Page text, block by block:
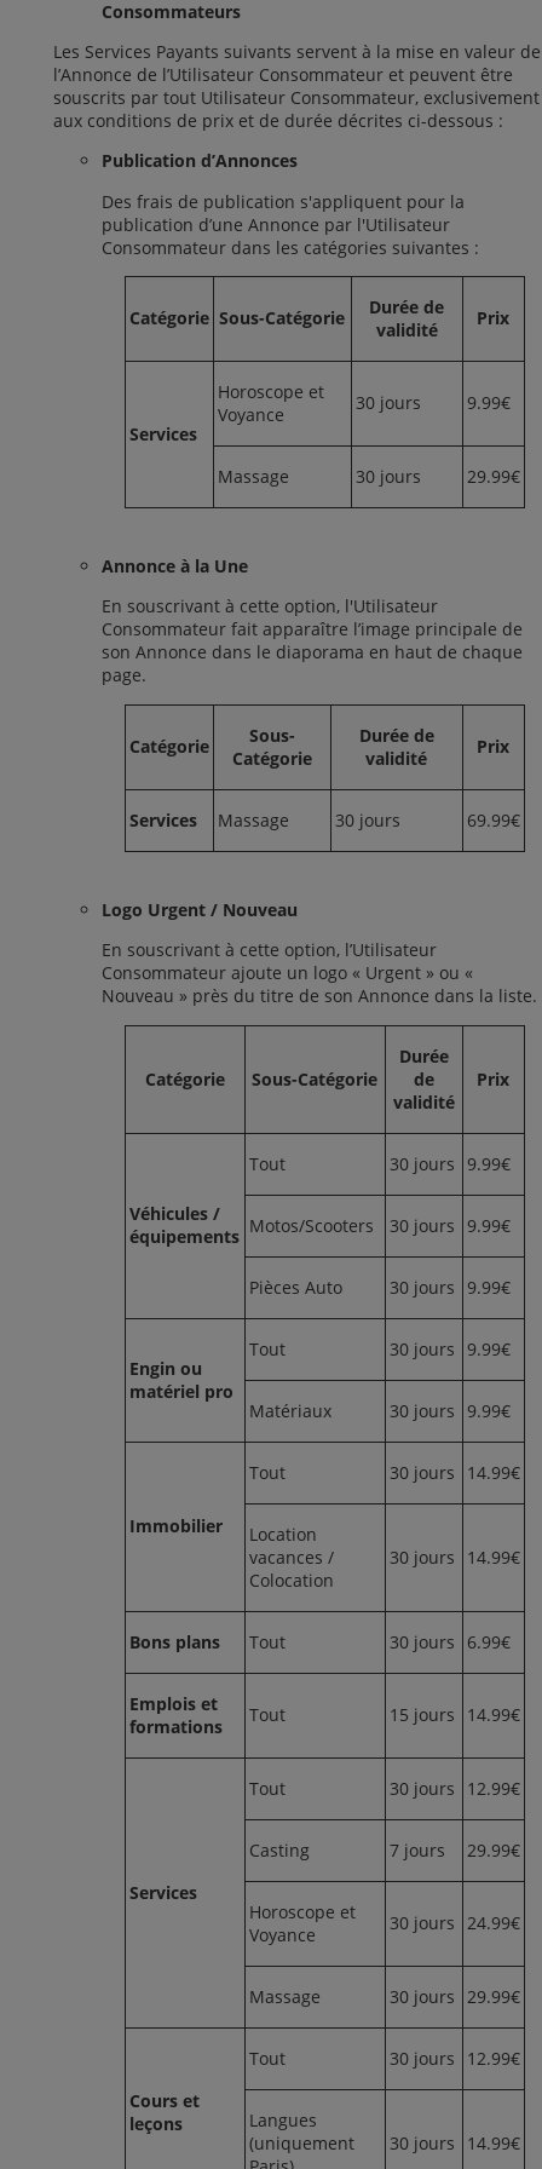
Consommateurs
Les Services Payants suivants servent à la mise en valeur de
l’Annonce de l’Utilisateur Consommateur et peuvent être
souscrits par tout Utilisateur Consommateur, exclusivement
aux conditions de prix et de durée décrites ci-dessous :
Publication d’Annonces
Des frais de publication s'appliquent pour la
publication d’une Annonce par l'Utilisateur
Consommateur dans les catégories suivantes :
Catégorie Sous-Catégorie
Durée de
validité
Prix
Services
Horoscope et
Voyance
30 jours 9.99€
Massage 30 jours 29.99€
Annonce à la Une
En souscrivant à cette option, l'Utilisateur
Consommateur fait apparaître l’image principale de
son Annonce dans le diaporama en haut de chaque
page.
Catégorie
Sous-
Catégorie
Durée de
validité
Prix
Services Massage 30 jours 69.99€
Logo Urgent / Nouveau
En souscrivant à cette option, l’Utilisateur
Consommateur ajoute un logo « Urgent » ou «
Nouveau » près du titre de son Annonce dans la liste.
Catégorie Sous-Catégorie
Durée
de
validité
Prix
Véhicules /
équipements
Tout 30 jours 9.99€
Motos/Scooters 30 jours 9.99€
Pièces Auto 30 jours 9.99€
Engin ou
matériel pro
Tout 30 jours 9.99€
Matériaux 30 jours 9.99€
Immobilier
Tout 30 jours 14.99€
Location
vacances /
Colocation
30 jours 14.99€
Bons plans Tout 30 jours 6.99€
Emplois et
formations
Tout 15 jours 14.99€
Services
Tout 30 jours 12.99€
Casting 7 jours 29.99€
Horoscope et
Voyance
30 jours 24.99€
Massage 30 jours 29.99€
Cours et
leçons
Tout 30 jours 12.99€
Langues
(uniquement
30 jours 14.99€